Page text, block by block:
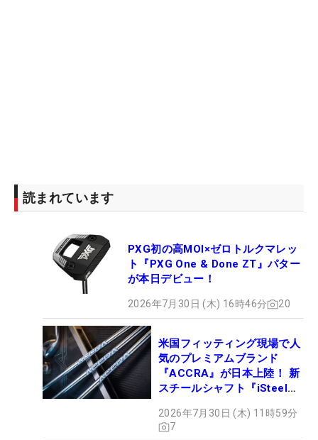
読まれています
PXG初の高MOI×ゼロトルクマレッ
ト『PXG One & Done ZT』パター
が本日デビュー！
2026年7月30日 (木) 16時46分 20
米国フィッティング現場で人
気のプレミアムブランド
『ACCRA』が日本上陸！ 新
スチールシャフト『iSteel
2026年7月30日 (木) 11時59分
7